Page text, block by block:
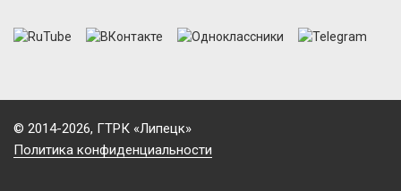
© 2014-2026, ГТРК «Липецк»
Политика конфиденциальности